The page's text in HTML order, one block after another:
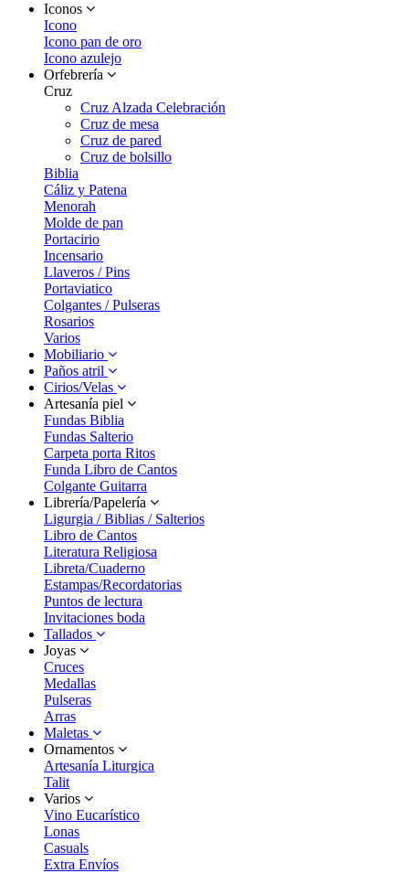
Iconos
Icono
Icono pan de oro
Icono azulejo
Orfebrería
Cruz
Cruz Alzada Celebración
Cruz de mesa
Cruz de pared
Cruz de bolsillo
Biblia
Cáliz y Patena
Menorah
Molde de pan
Portacirio
Incensario
Llaveros / Pins
Portaviatico
Colgantes / Pulseras
Rosarios
Varios
Mobiliario
Paños atril
Cirios/Velas
Artesanía piel
Fundas Biblia
Fundas Salterio
Carpeta porta Ritos
Funda Libro de Cantos
Colgante Guitarra
Librería/Papelería
Ligurgia / Biblias / Salterios
Libro de Cantos
Literatura Religiosa
Libreta/Cuaderno
Estampas/Recordatorias
Puntos de lectura
Invitaciones boda
Tallados
Joyas
Cruces
Medallas
Pulseras
Arras
Maletas
Ornamentos
Artesanía Liturgica
Talit
Varios
Vino Eucarístico
Lonas
Casuals
Extra Envíos